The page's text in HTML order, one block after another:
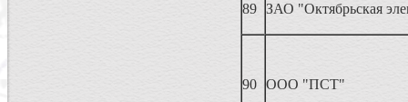
89 ЗАО "Октябрьская
90 ООО "ПСТ"